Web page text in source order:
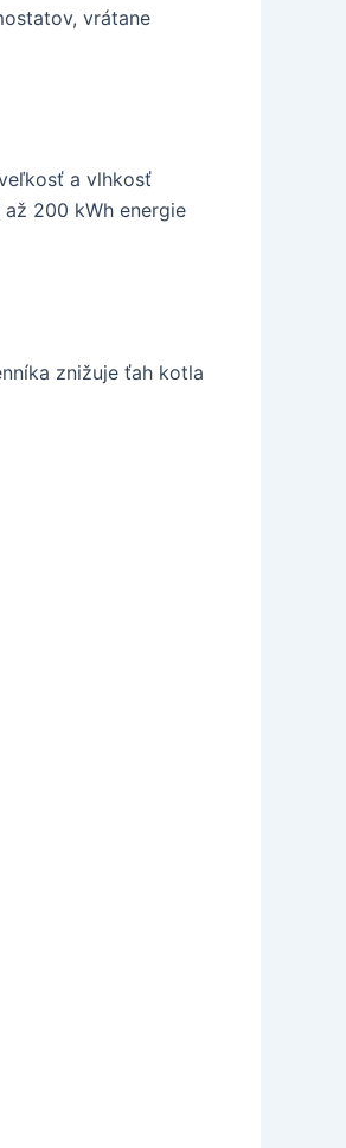
vrátane
a vlhkosť
200 kWh energie
znižuje ťah kotla